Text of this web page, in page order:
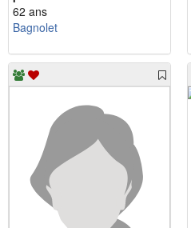
62 ans
Bagnolet